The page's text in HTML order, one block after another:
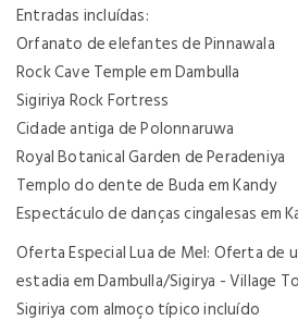
Entradas incluídas:
Orfanato de elefantes de Pinnawala
Rock Cave Temple em Dambulla
Sigiriya Rock Fortress
Cidade antiga de Polonnaruwa
Royal Botanical Garden de Peradeniya
Templo do dente de Buda em Kandy
Espectáculo de danças cingalesas em
Oferta Especial Lua de Mel: Oferta de
estadia em Dambulla/Sigirya - Village
Sigiriya com almoço típico incluído